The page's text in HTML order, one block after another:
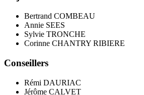
Bertrand COMBEAU
Annie SEES
Sylvie TRONCHE
Corinne CHANTRY RIBIERE
Conseillers
Rémi DAURIAC
Jérôme CALVET